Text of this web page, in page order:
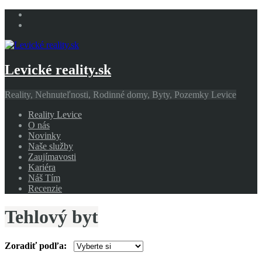
Levické reality.sk
Reality, Nehnuteľnosti, Rodinné domy, Byty, Pozemky Levice
Reality Levice
O nás
Novinky
Naše služby
Zaujímavosti
Kariéra
Náš Tím
Recenzie
Tehlový byt
Zoradiť podľa: